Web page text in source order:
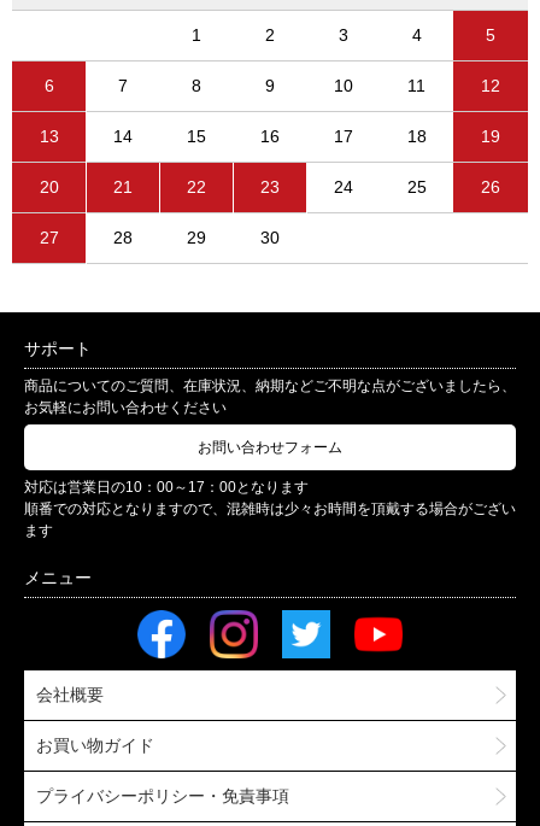
1 2 3 4 5
6 7 8 9 10 11 12
13 14 15 16 17 18 19
20 21 22 23 24 25 26
27 28 29 30
サポート
商品についてのご質問、在庫状況、納期などご不明な点がございましたら、
お気軽にお問い合わせください
お問い合わせフォーム
対応は営業日の10：00～17：00となります
順番での対応となりますので、混雑時は少々お時間を頂戴する場合がござい
ます
会社概要
お買い物ガイド
プライバシーポリシー・免責事項